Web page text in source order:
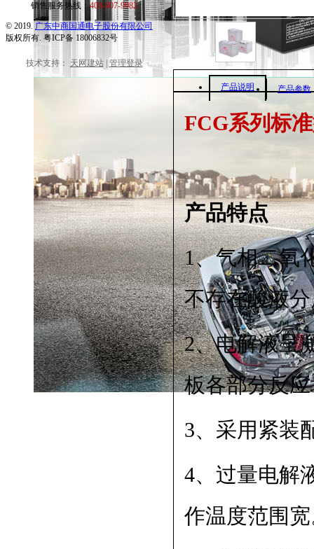
产品说明 产品参数
FCG系列标
产品特点
1、气相二氧
不存在酸液
2、电解液呈
板各部分反
3、采用紧装
4、过量电解
作温度范围
销售服务热线： 400-807-9982
© 2019. 广东中商国通电子股份有限公司
版权所有. 粤ICP备 18006832号
技术支持： 天网建站| 管理登录